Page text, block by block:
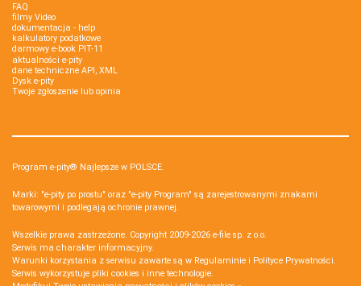
FAQ
filmy Video
dokumentacja - help
kalkulatory podatkowe
darmowy e-book PIT-11
aktualności e-pity
dane techniczne API, XML
Dysk e-pity
Twoje zgłoszenie lub opinia
Program e-pity® Najlepsze w POLSCE.
Marki: "e-pity po prostu" oraz "e-pity Program" są zarejestrowanymi znakami
towarowymi i podlegają ochronie prawnej.
Wszelkie prawa zastrzeżone. Copyright 2009-2026 e-file sp. z o.o.
Serwis ma charakter informacyjny.
Warunki korzystania z serwisu zawarte są w Regulaminie i Polityce Prywatności.
Serwis wykorzystuje pliki cookies i inne technologie.